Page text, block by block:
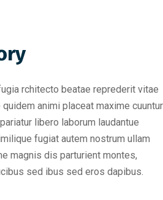
rchitecto beatae reprederit vitae
animi placeat maxime cuuntur
libero laborum laudantue
fugiat autem nostrum ullam
magnis dis parturient montes,
sed ibus sed eros dapibus.